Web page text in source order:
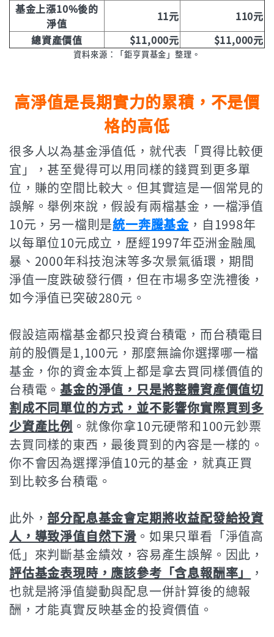
基金上漲10%後的
淨值
11元 110元
總資產價值
$11,000元 $11,000元
資料來源：「鉅亨買基金」整理。
高淨值是長期實力的累積，不是價
格的高低
很多人以為基金淨值低，就代表「買得比較便
宜」，甚至覺得可以用同樣的錢買到更多單
位，賺的空間比較大。但其實這是一個常見的
誤解。舉例來說，假設有兩檔基金，一檔淨值
10元，另一檔則是統一奔騰基金 ，自1998年
以每單位10元成立，歷經1997年亞洲金融風
暴、2000年科技泡沫等多次景氣循環，期間
淨值一度跌破發行價，但在市場多空洗禮後，
如今淨值已突破280元。
假設這兩檔基金都只投資台積電，而台積電目
前的股價是1,100元，那麼無論你選擇哪一檔
基金，你的資金本質上都是拿去買同樣價值的
台積電。基金的淨值，只是將整體資產價值切
割成不同單位的方式，並不影響你實際買到多
少資產比例 。就像你拿10元硬幣和100元鈔票
去買同樣的東西，最後買到的內容是一樣的。
你不會因為選擇淨值10元的基金，就真正買
到比較多台積電。
此外， 部分配息基金會定期將收益配發給投資
人，導致淨值自然下滑 。如果只單看「淨值高
低」來判斷基金績效，容易產生誤解。因此，
評估基金表現時，應該參考「含息報酬率」
，
也就是將淨值變動與配息一併計算後的總報
酬，才能真實反映基金的投資價值。